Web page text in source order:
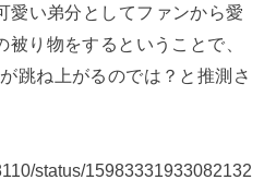
愛い弟分としてファンから愛
り物をするということで、
跳ね上がるのでは？と推測さ
status/15983331933082132